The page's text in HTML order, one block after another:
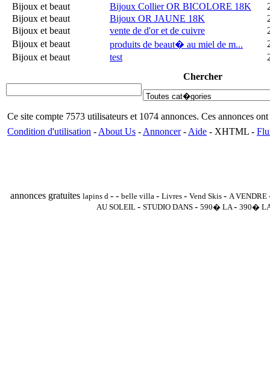
Bijoux et beaut
Bijoux Collier OR BICOLORE 18K
Bijoux et beaut
Bijoux OR JAUNE 18K
Bijoux et beaut
vente de d'or et de cuivre
Bijoux et beaut
produits de beaut� au miel de m...
Bijoux et beaut
test
Chercher
Ce site compte 7573 utilisateurs et 1074 annonces. Ces annonces
Condition d'utilisation - About Us - Annoncer- Aide - XHTML -
annonces gratuites lapins d - - belle villa - Livres - Vend Skis - A VENDRE
AU SOLEIL - STUDIO DANS - 590� LA- 390�